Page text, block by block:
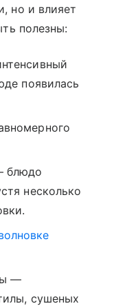
но и влияет
полезны:
появилась
блюдо
несколько
—
сушеных